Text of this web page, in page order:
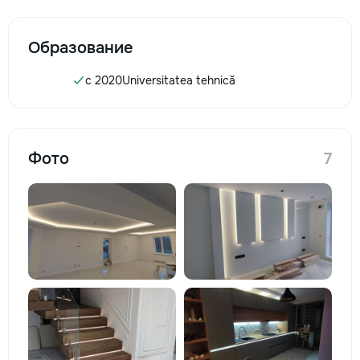
Образование
c 2020Universitatea tehnică
Фото 7